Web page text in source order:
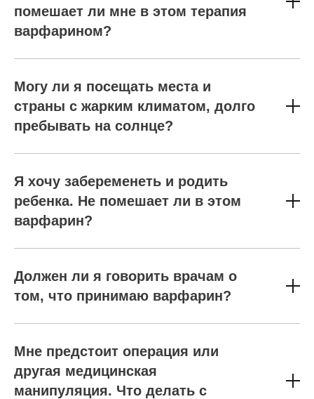
помешает ли мне в этом терапия
варфарином?
Могу ли я посещать места и
страны с жарким климатом, долго
пребывать на солнце?
Я хочу забеременеть и родить
ребенка. Не помешает ли в этом
варфарин?
Должен ли я говорить врачам о
том, что принимаю варфарин?
Мне предстоит операция или
другая медицинская
манипуляция. Что делать с